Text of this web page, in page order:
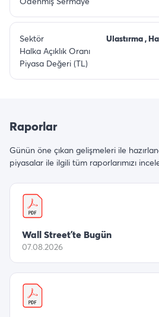
Sektör
Ulastırma ,
Halka Açıklık Oranı
Piyasa Değeri (TL)
Raporlar
Günün öne çıkan gelişmeleri ile
piyasalar ile ilgili tüm raporlarımızı
Wall Street’te Bugün
07.08.2026